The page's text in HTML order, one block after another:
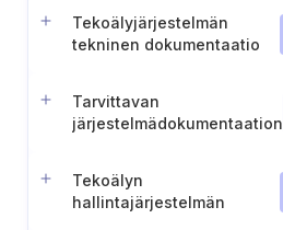
Tekoälyjärjestelmän
tekninen dokumentaatio
Tarvittavan
järjestelmädokumentaation
Tekoälyn
hallintajärjestelmän